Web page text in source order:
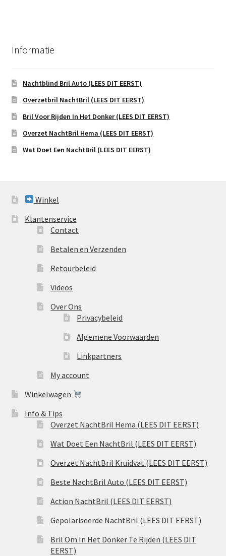
Informatie
Nachtblind Bril Auto (LEES DIT EERST)
Overzetbril NachtBril (LEES DIT EERST)
Bril Voor Rijden In Het Donker (LEES DIT EERST)
Overzet NachtBril Hema (LEES DIT EERST)
Wat Doet Een NachtBril (LEES DIT EERST)
Winkel
Klantenservice
Contact
Betalen en Verzenden
Retourbeleid
Videos
Over Ons
Privacybeleid
Algemene Voorwaarden
Linkpartners
My account
Winkelwagen
Info & Tips
Overzet NachtBril Hema (LEES DIT EERST)
Wat Doet Een NachtBril (LEES DIT EERST)
Overzet NachtBril Kruidvat (LEES DIT EERST)
Beste NachtBril Auto (LEES DIT EERST)
Action NachtBril (LEES DIT EERST)
Gepolariseerde NachtBril (LEES DIT EERST)
Bril Om In Het Donker Te Rijden (LEES DIT
EERST)